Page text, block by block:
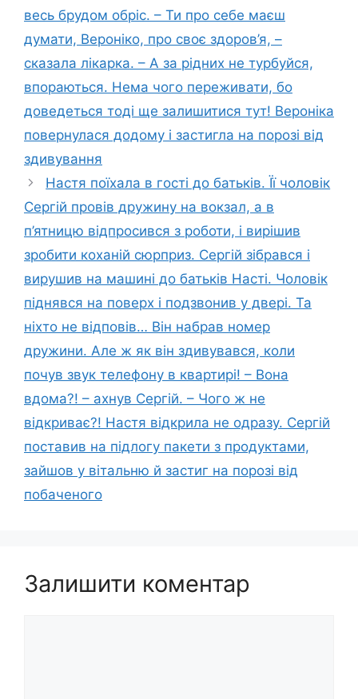
весь брудом обріс. – Ти про себе маєш
думати, Вероніко, про своє здоров’я, –
сказала лікарка. – А за рідних не турбуйся,
впораються. Нема чого переживати, бо
доведеться тоді ще залишитися тут! Вероніка
повернулася додому і застигла на порозі від
здивування
Настя поїхала в гості до батьків. Її чоловік
Сергій провів дружину на вокзал, а в
п’ятницю відпросився з роботи, і вирішив
зробити коханій сюрприз. Сергій зібрався і
вирушив на машині до батьків Насті. Чоловік
піднявся на поверх і подзвонив у двері. Та
ніхто не відповів… Він набрав номер
дружини. Але ж як він здивувався, коли
почув звук телефону в квартирі! – Вона
вдома?! – ахнув Сергій. – Чого ж не
відкриває?! Настя відкрила не одразу. Сергій
поставив на підлогу пакети з продуктами,
зайшов у вітальню й застиг на порозі від
побаченого
Залишити коментар